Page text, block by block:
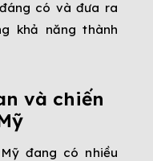
có và đưa ra
khả năng thành
và chiến
đang có nhiều